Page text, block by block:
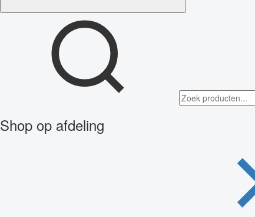
Shop op afdeling